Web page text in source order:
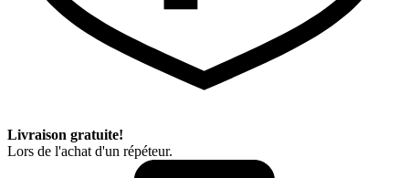
Livraison gratuite!
Lors de l'achat d'un répéteur.